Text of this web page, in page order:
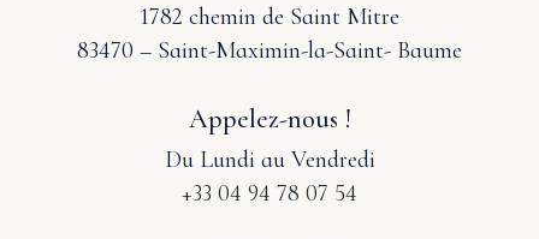
1782 chemin de Saint Mitre
83470 – Saint-Maximin-la-Saint- Baume
Appelez-nous !
Du Lundi au Vendredi
+33 04 94 78 07 54